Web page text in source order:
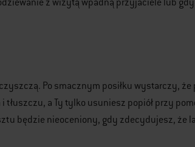
z wizytą wpadną przyjaciele lub
Po smacznym posiłku wystarczy,
a Ty tylko usuniesz popiół przy
będzie nieoceniony, gdy zdecydujesz, że